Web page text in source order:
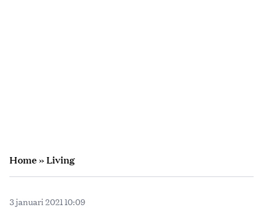
Home»Living
3 januari 2021 10:09